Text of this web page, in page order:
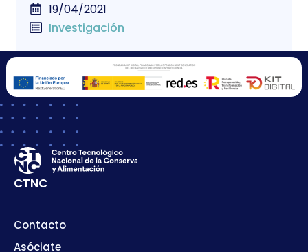
19/04/2021
Investigación
CTNC
Contacto
Asóciate